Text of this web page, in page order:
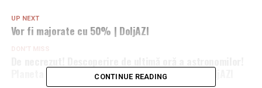
UP NEXT
Vor fi majorate cu 50% | DoljAZI
DON'T MISS
Planeta se dizolvă. Ce înseamnă acest lucru | DoljAZI
CONTINUE READING